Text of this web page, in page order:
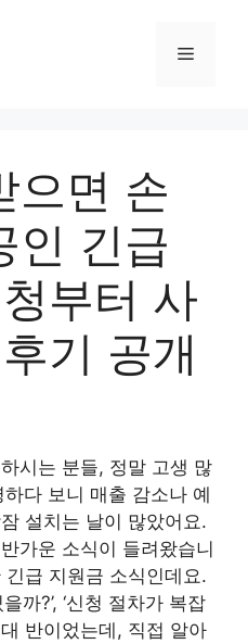
Menu
으면 손
인 긴급
부터 사
기 공개
시는 분들, 정말 고생 많
다 보니 매출 감소나 예
설치는 날이 많았어요.
가운 소식이 들려왔습니
급 지원금 소식인데요.
까?’, ‘신청 절차가 복잡
반이었는데, 직접 알아